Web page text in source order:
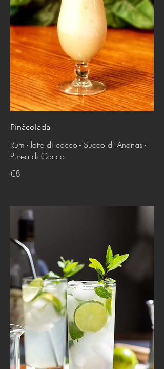
Pinãcolada
Rum - latte di cocco - Succo d' Ananas -
Purea di Cocco
€8